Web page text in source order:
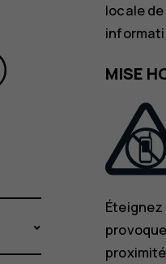
locale
MISE